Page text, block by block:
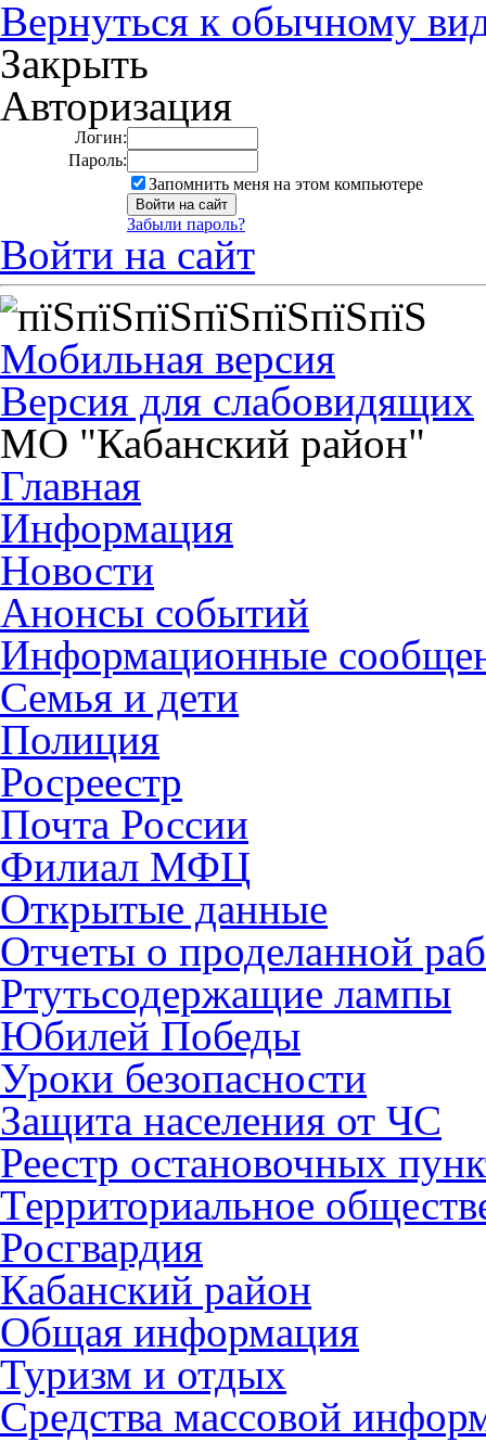
Вернуться к обычному
Закрыть
Авторизация
Логин:
Пароль:
Запомнить меня на этом компьютере
Забыли пароль?
Войти на сайт
Мобильная версия
Версия для слабовидящих
МО "Кабанский район"
Главная
Информация
Новости
Анонсы событий
Информационные
Семья и дети
Полиция
Росреестр
Почта России
Филиал МФЦ
Открытые данные
Отчеты о проделанной
Ртутьсодержащие лампы
Юбилей Победы
Уроки безопасности
Защита населения от ЧС
Реестр остановочных
Территориальное
Росгвардия
Кабанский район
Общая информация
Туризм и отдых
Средства массовой